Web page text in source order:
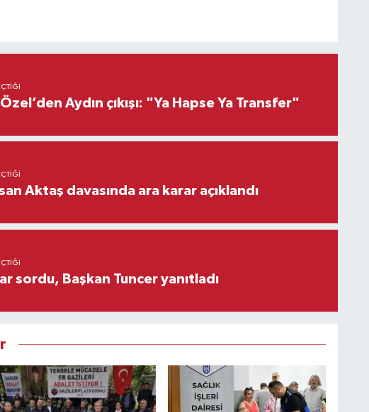
Aydın çıkışı: "Ya Hapse Ya Transfer"
Aktaş davasında ara karar açıklandı
sordu, Başkan Tuncer yanıtladı